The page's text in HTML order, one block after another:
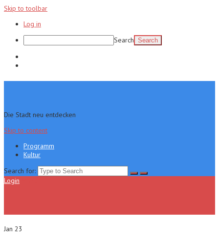
Skip to toolbar
Log in
Search
Die Stadt neu entdecken
Skip to content
Programm
Kultur
Search for:
Login
Jan 23